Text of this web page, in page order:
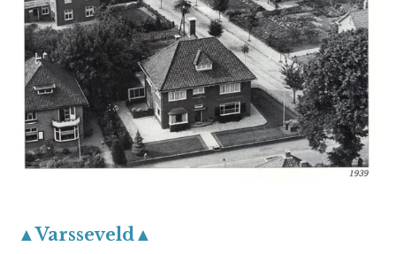
▲Varsseveld▲